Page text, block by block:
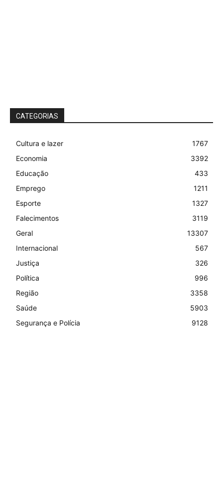
CATEGORIAS
Cultura e lazer
1767
Economia
3392
Educação
433
Emprego
1211
Esporte
1327
Falecimentos
3119
Geral
13307
Internacional
567
Justiça
326
Política
996
Região
3358
Saúde
5903
Segurança e Polícia
9128